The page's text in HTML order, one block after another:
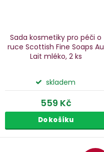
Sada kosmetiky pro péči o
ruce Scottish Fine Soaps Au
Lait mléko, 2 ks
skladem
559 Kč
Do košíku